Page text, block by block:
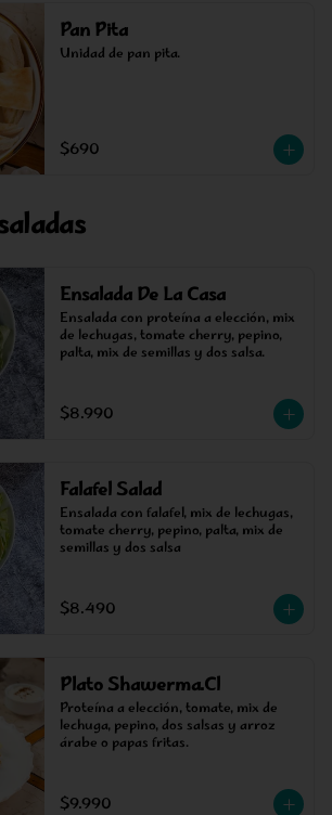
Pan Pita
Unidad de pan pita.
$690
Ensalada De La Casa
Ensalada con proteína a elección, mix
de lechugas, tomate cherry, pepino,
palta, mix de semillas y dos salsa.
$8.990
Falafel Salad
Ensalada con falafel, mix de lechugas,
tomate cherry, pepino, palta, mix de
semillas y dos salsa
$8.490
Plato Shawerma.Cl
Proteína a elección, tomate, mix de
lechuga, pepino, dos salsas y arroz
árabe o papas fritas.
$9.990